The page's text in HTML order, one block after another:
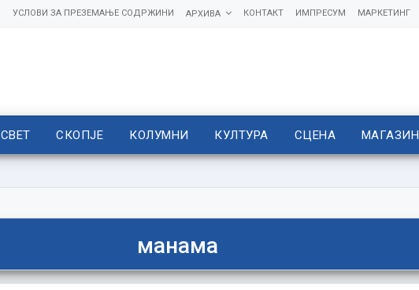
МАРКЕТИНГ
ИМПРЕСУМ
КОНТАКТ
АРХИВА
УСЛОВИ ЗА ПРЕЗЕМАЊЕ СОДРЖИНИ
СВЕТ СКОПЈЕ КОЛУМНИ КУЛТУРА СЦЕНА МАГАЗИН
манама